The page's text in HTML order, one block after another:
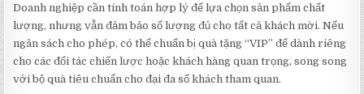
Doanh nghiệp cần tính toán hợp lý để lựa chọn sản phẩm chất
lượng, nhưng vẫn đảm bảo số lượng đủ cho tất cả khách mời. Nếu
ngân sách cho phép, có thể chuẩn bị quà tặng “VIP” để dành riêng
cho các đối tác chiến lược hoặc khách hàng quan trọng, song song
với bộ quà tiêu chuẩn cho đại đa số khách tham quan.